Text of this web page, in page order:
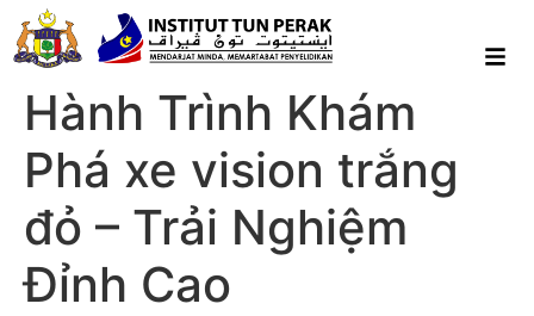
Hành Trình Khám
Phá xe vision trắng
đỏ – Trải Nghiệm
Đỉnh Cao